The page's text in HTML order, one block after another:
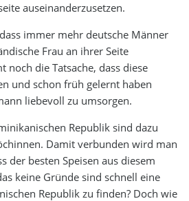
auseinanderzusetzen.
immer mehr deutsche Männer
Frau an ihrer Seite
noch die Tatsache, dass diese
und schon früh gelernt haben
liebevoll zu umsorgen.
Republik sind dazu
Damit verbunden wird man
der besten Speisen aus diesem
keine Gründe sind schnell eine
Republik zu finden? Doch wie